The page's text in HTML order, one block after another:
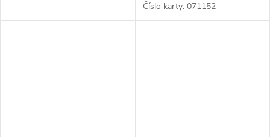
Číslo karty: 071152